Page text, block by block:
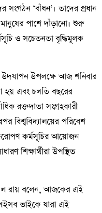
সংগঠন ‘বাঁধন’। তাদের প্রধান
পাশে দাঁড়ানো। শুরু
ও সচেতনতা বৃদ্ধিমূলক
উদযাপন উপলক্ষে আজ শনিবার
হয় এবং চলতি বছরের
রক্তদাতা সংগ্রহকারী
বিশ্ববিদ্যালয়ের পরিবেশ
কর্মসূচির আয়োজন
শিক্ষার্থীরা উপস্থিত
রায় বলেন, আজকের এই
ভাইকে যারা এই